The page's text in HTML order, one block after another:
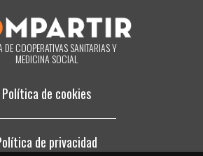
momento haciendo clic en el enlace
en el pie de página de cualquier correo
nuestra parte, o poniéndose en contacto
electrónico compartir@fespriu.org.
DE COOPERATIVAS SANITARIAS Y
MEDICINA SOCIAL
Política de cookies
de privacidad